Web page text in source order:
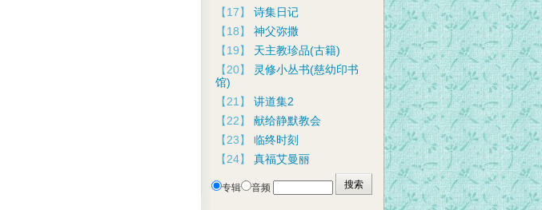
【17】 诗集日记
【18】 神父弥撒
【19】 天主教珍品(古籍)
【20】
灵修小丛书(慈幼印书
馆)
【21】 讲道集2
【22】 献给静默教会
【23】 临终时刻
【24】 真福艾曼丽
专辑 音频